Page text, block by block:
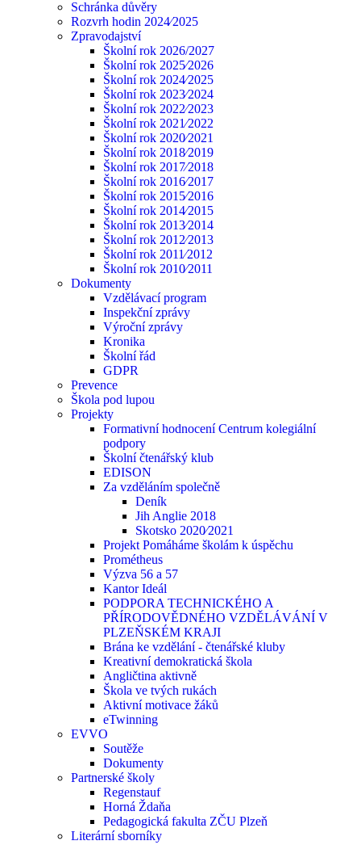
Schránka důvěry
Rozvrh hodin 2024⁄2025
Zpravodajství
Školní rok 2026/2027
Školní rok 2025⁄2026
Školní rok 2024⁄2025
Školní rok 2023⁄2024
Školní rok 2022⁄2023
Školní rok 2021⁄2022
Školní rok 2020⁄2021
Školní rok 2018⁄2019
Školní rok 2017⁄2018
Školní rok 2016⁄2017
Školní rok 2015⁄2016
Školní rok 2014⁄2015
Školní rok 2013⁄2014
Školní rok 2012⁄2013
Školní rok 2011⁄2012
Školní rok 2010⁄2011
Dokumenty
Vzdělávací program
Inspekční zprávy
Výroční zprávy
Kronika
Školní řád
GDPR
Prevence
Škola pod lupou
Projekty
Formativní hodnocení Centrum kolegiální
podpory
Školní čtenářský klub
EDISON
Za vzděláním společně
Deník
Jih Anglie 2018
Skotsko 2020⁄2021
Projekt Pomáháme školám k úspěchu
Prométheus
Výzva 56 a 57
Kantor Ideál
PODPORA TECHNICKÉHO A
PŘÍRODOVĚDNÉHO VZDĚLÁVÁNÍ V
PLZEŇSKÉM KRAJI
Brána ke vzdělání - čtenářské kluby
Kreativní demokratická škola
Angličtina aktivně
Škola ve tvých rukách
Aktivní motivace žáků
eTwinning
EVVO
Soutěže
Dokumenty
Partnerské školy
Regenstauf
Horná Ždaňa
Pedagogická fakulta ZČU Plzeň
Literární sborníky